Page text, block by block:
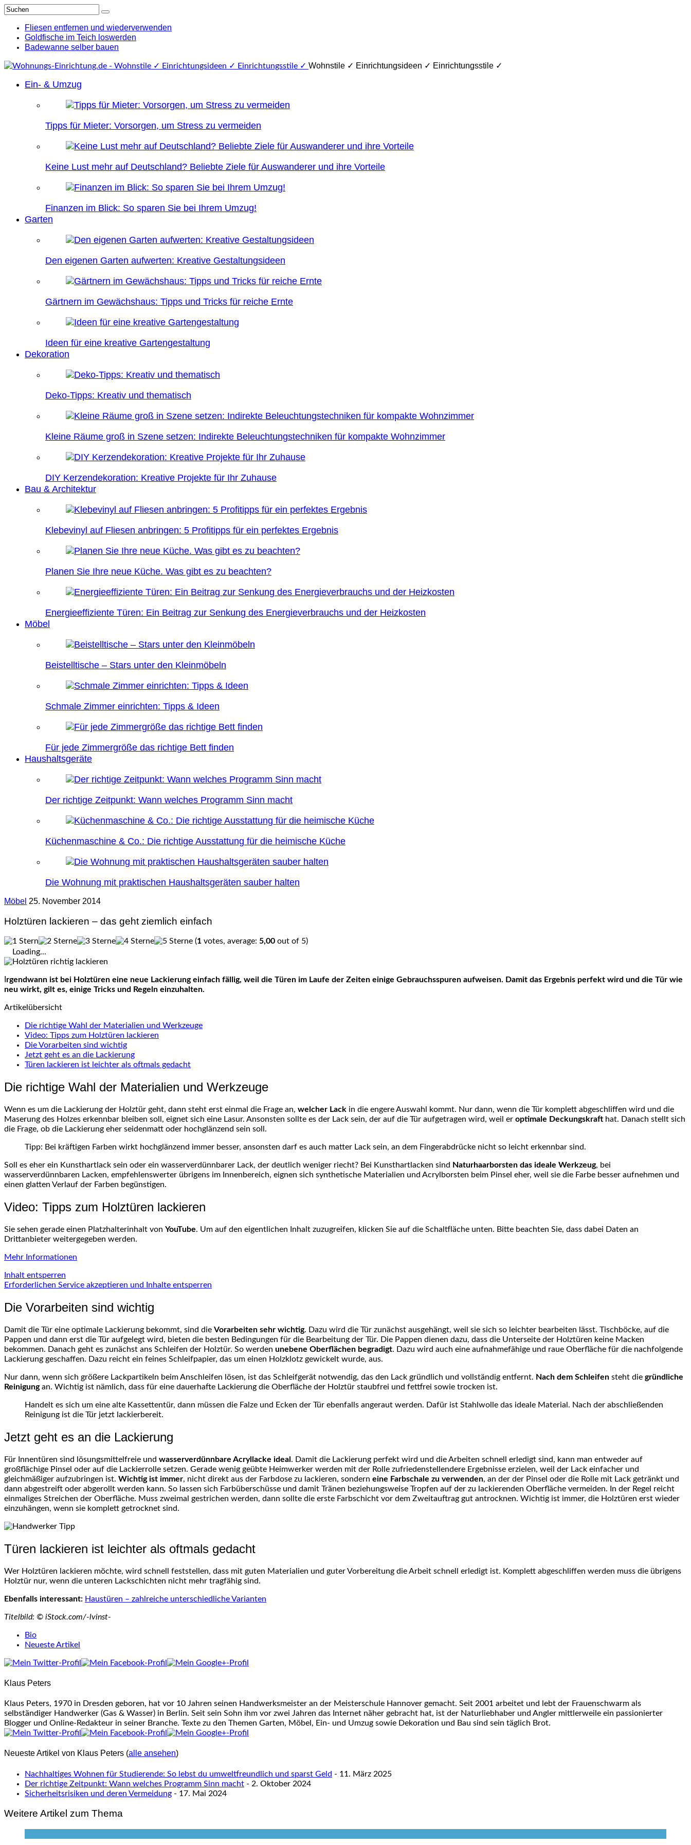
Fliesen entfernen und wiederverwenden
Goldfische im Teich loswerden
Badewanne selber bauen
Wohnstile ✓ Einrichtungsideen ✓ Einrichtungsstile ✓
Ein- & Umzug
Tipps für Mieter: Vorsorgen, um Stress zu vermeiden
Keine Lust mehr auf Deutschland? Beliebte Ziele für Auswanderer und ihre Vorteile
Finanzen im Blick: So sparen Sie bei Ihrem Umzug!
Garten
Den eigenen Garten aufwerten: Kreative Gestaltungsideen
Gärtnern im Gewächshaus: Tipps und Tricks für reiche Ernte
Ideen für eine kreative Gartengestaltung
Dekoration
Deko-Tipps: Kreativ und thematisch
Kleine Räume groß in Szene setzen: Indirekte Beleuchtungstechniken für kompakte Wohnzimmer
DIY Kerzendekoration: Kreative Projekte für Ihr Zuhause
Bau & Architektur
Klebevinyl auf Fliesen anbringen: 5 Profitipps für ein perfektes Ergebnis
Planen Sie Ihre neue Küche. Was gibt es zu beachten?
Energieeffiziente Türen: Ein Beitrag zur Senkung des Energieverbrauchs und der Heizkosten
Möbel
Beistelltische – Stars unter den Kleinmöbeln
Schmale Zimmer einrichten: Tipps & Ideen
Für jede Zimmergröße das richtige Bett finden
Haushaltsgeräte
Der richtige Zeitpunkt: Wann welches Programm Sinn macht
Küchenmaschine & Co.: Die richtige Ausstattung für die heimische Küche
Die Wohnung mit praktischen Haushaltsgeräten sauber halten
Möbel 25. November 2014
Holztüren lackieren – das geht ziemlich einfach
(1 votes, average: 5,00 out of 5)
Loading...
neu wirkt, gilt es, einige Tricks und Regeln einzuhalten.
Artikelübersicht
Die richtige Wahl der Materialien und Werkzeuge
Video: Tipps zum Holztüren lackieren
Die Vorarbeiten sind wichtig
Jetzt geht es an die Lackierung
Türen lackieren ist leichter als oftmals gedacht
Die richtige Wahl der Materialien und Werkzeuge
Wenn es um die Lackierung der Holztür geht, dann steht erst einmal die Frage an, welcher Lack in die engere Auswahl kommt. Nur dann, wenn die Tür komplett abgeschliffen wird und die
Maserung des Holzes erkennbar bleiben soll, eignet sich eine Lasur. Ansonsten sollte es der Lack sein, der auf die Tür aufgetragen wird, weil er optimale Deckungskraft hat. Danach stellt sich
die Frage, ob die Lackierung eher seidenmatt oder hochglänzend sein soll.
Tipp: Bei kräftigen Farben wirkt hochglänzend immer besser, ansonsten darf es auch matter Lack sein, an dem Fingerabdrücke nicht so leicht erkennbar sind.
Soll es eher ein Kunsthartlack sein oder ein wasserverdünnbarer Lack, der deutlich weniger riecht? Bei Kunsthartlacken sind Naturhaarborsten das ideale Werkzeug, bei
wasserverdünnbaren Lacken, empfehlenswerter übrigens im Innenbereich, eignen sich synthetische Materialien und Acrylborsten beim Pinsel eher, weil sie die Farbe besser aufnehmen und
einen glatten Verlauf der Farben begünstigen.
Video: Tipps zum Holztüren lackieren
Sie sehen gerade einen Platzhalterinhalt von YouTube. Um auf den eigentlichen Inhalt zuzugreifen, klicken Sie auf die Schaltfläche unten. Bitte beachten Sie, dass dabei Daten an
Drittanbieter weitergegeben werden.
Mehr Informationen
Inhalt entsperren
Erforderlichen Service akzeptieren und Inhalte entsperren
Die Vorarbeiten sind wichtig
Damit die Tür eine optimale Lackierung bekommt, sind die Vorarbeiten sehr wichtig. Dazu wird die Tür zunächst ausgehängt, weil sie sich so leichter bearbeiten lässt. Tischböcke, auf die
Pappen und dann erst die Tür aufgelegt wird, bieten die besten Bedingungen für die Bearbeitung der Tür. Die Pappen dienen dazu, dass die Unterseite der Holztüren keine Macken
bekommen. Danach geht es zunächst ans Schleifen der Holztür. So werden unebene Oberflächen begradigt. Dazu wird auch eine aufnahmefähige und raue Oberfläche für die nachfolgende
Lackierung geschaffen. Dazu reicht ein feines Schleifpapier, das um einen Holzklotz gewickelt wurde, aus.
Nur dann, wenn sich größere Lackpartikeln beim Anschleifen lösen, ist das Schleifgerät notwendig, das den Lack gründlich und vollständig entfernt. Nach dem Schleifen steht die gründliche
Reinigungan. Wichtig ist nämlich, dass für eine dauerhafte Lackierung die Oberfläche der Holztür staubfrei und fettfrei sowie trocken ist.
Handelt es sich um eine alte Kassettentür, dann müssen die Falze und Ecken der Tür ebenfalls angeraut werden. Dafür ist Stahlwolle das ideale Material. Nach der abschließenden
Reinigung ist die Tür jetzt lackierbereit.
Jetzt geht es an die Lackierung
Für Innentüren sind lösungsmittelfreie und wasserverdünnbare Acryllacke ideal . Damit die Lackierung perfekt wird und die Arbeiten schnell erledigt sind, kann man entweder auf
großflächige Pinsel oder auf die Lackierrolle setzen. Gerade wenig geübte Heimwerker werden mit der Rolle zufriedenstellendere Ergebnisse erzielen, weil der Lack einfacher und
gleichmäßiger aufzubringen ist. Wichtig ist immer, nicht direkt aus der Farbdose zu lackieren, sondern eine Farbschale zu verwenden, an der der Pinsel oder die Rolle mit Lack getränkt und
dann abgestreift oder abgerollt werden kann. So lassen sich Farbüberschüsse und damit Tränen beziehungsweise Tropfen auf der zu lackierenden Oberfläche vermeiden. In der Regel reicht
einmaliges Streichen der Oberfläche. Muss zweimal gestrichen werden, dann sollte die erste Farbschicht vor dem Zweitauftrag gut antrocknen. Wichtig ist immer, die Holztüren erst wieder
einzuhängen, wenn sie komplett getrocknet sind.
Türen lackieren ist leichter als oftmals gedacht
Wer Holztüren lackieren möchte, wird schnell feststellen, dass mit guten Materialien und guter Vorbereitung die Arbeit schnell erledigt ist. Komplett abgeschliffen werden muss die übrigens
Holztür nur, wenn die unteren Lackschichten nicht mehr tragfähig sind.
Ebenfalls interessant: Haustüren – zahlreiche unterschiedliche Varianten
Titelbild: © iStock.com/-lvinst-
following
tabs
content
Bio
Neueste Artikel
Klaus Peters
Klaus Peters, 1970 in Dresden geboren, hat vor 10 Jahren seinen Handwerksmeister an der Meisterschule Hannover gemacht. Seit 2001 arbeitet und lebt der Frauenschwarm als
selbständiger Handwerker (Gas & Wasser) in Berlin. Seit sein Sohn ihm vor zwei Jahren das Internet näher gebracht hat, ist der Naturliebhaber und Angler mittlerweile ein passionierter
Blogger und Online-Redakteur in seiner Branche. Texte zu den Themen Garten, Möbel, Ein- und Umzug sowie Dekoration und Bau sind sein täglich Brot.
Neueste Artikel von Klaus Peters (alle ansehen)
Nachhaltiges Wohnen für Studierende: So lebst du umweltfreundlich und sparst Geld - 11. März 2025
Der richtige Zeitpunkt: Wann welches Programm Sinn macht - 2. Oktober 2024
Sicherheitsrisiken und deren Vermeidung - 17. Mai 2024
Weitere Artikel zum Thema